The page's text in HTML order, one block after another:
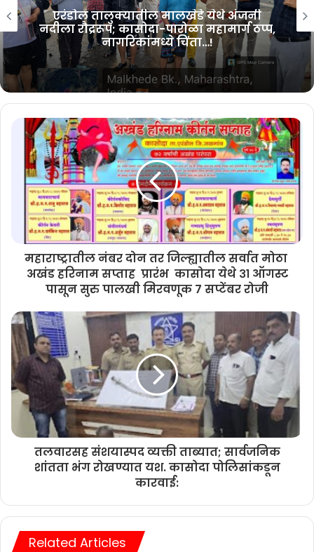
माझा एरंडोल मतदारसंघासाठी “सरसकट
विशेष मदत पॅकेज” जाहीर करा – आमदार ॲड.
अमोलदादा पाटील यांची मुख्यमंत्र्यांकडे
मागणी…!
महाराष्ट्रातील नंबर दोन तर जिल्ह्यातील सर्वात मोठा
अखंड हरिनाम सप्ताह प्रारंभ कासोदा येथे ३१ ऑगस्ट
पासून सुरु पालखी मिरवणूक ७ सप्टेंबर रोजी
तलवारसह संशयास्पद व्यक्ती ताब्यात; सार्वजनिक
शांतता भंग रोखण्यात यश. कासोदा पोलिसांकडून
कारवाई:
Related Articles